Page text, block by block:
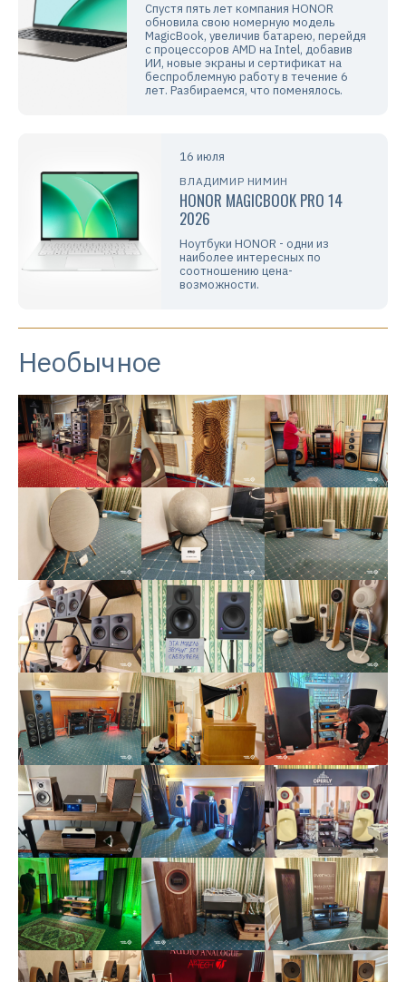
Спустя пять лет компания HONOR
обновила свою номерную модель
MagicBook, увеличив батарею, перейдя
с процессоров AMD на Intel, добавив
ИИ, новые экраны и сертификат на
беспроблемную работу в течение 6
лет. Разбираемся, что поменялось.
16 июля
ВЛАДИМИР НИМИН
HONOR MAGICBOOK PRO 14
2026
Ноутбуки HONOR - одни из
наиболее интересных по
соотношению цена-
возможности.
Необычное